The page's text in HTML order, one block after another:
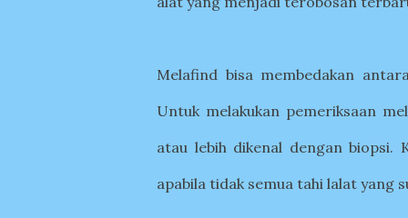
Melafind bisa membedakan
Untuk melakukan pemeriksaan
atau lebih dikenal dengan biopsi.
apabila tidak semua tahi lalat yang